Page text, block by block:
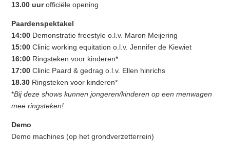
13.00 uurofficiële opening
Paardenspektakel
14:00 Demonstratie freestyle o.l.v. Maron Meijering
15:00 Clinic working equitation o.l.v. Jennifer de Kiewiet
16:00 Ringsteken voor kinderen*
17:00 Clinic Paard & gedrag o.l.v. Ellen hinrichs
18.30 Ringsteken voor kinderen*
*Bij deze shows kunnen jongeren/kinderen op een menwagen
mee ringsteken!
Demo
Demo machines (op het grondverzetterrein)